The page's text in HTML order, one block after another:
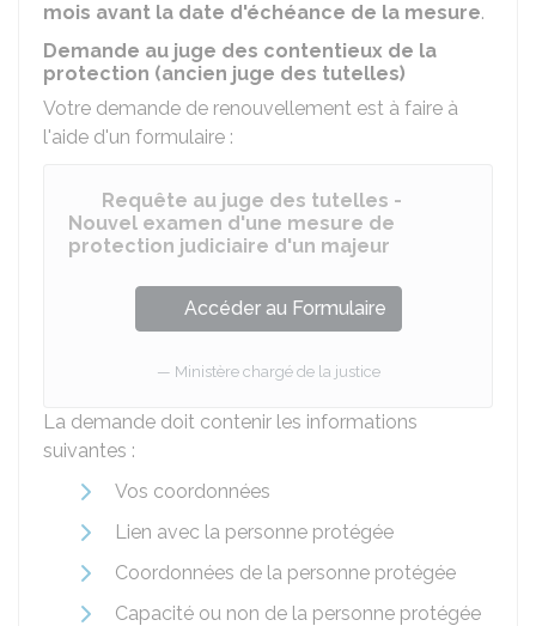
mois avant la date d'échéance de la mesure.
Demande au juge des contentieux de la
protection (ancien juge des tutelles)
Votre demande de renouvellement est à faire à
l'aide d'un formulaire :
Requête au juge des tutelles -
Nouvel examen d'une mesure de
protection judiciaire d'un majeur
Accéder au Formulaire
Ministère chargé de la justice
La demande doit contenir les informations
suivantes :
Vos coordonnées
Lien avec la personne protégée
Coordonnées de la personne protégée
Capacité ou non de la personne protégée